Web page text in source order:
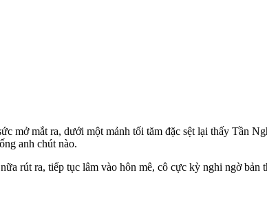
mở mắt ra, dưới một mảnh tối tăm đặc sệt lại thấy Tần
anh chút nào.
rút ra, tiếp tục lâm vào hôn mê, cô cực kỳ nghi ngờ bản